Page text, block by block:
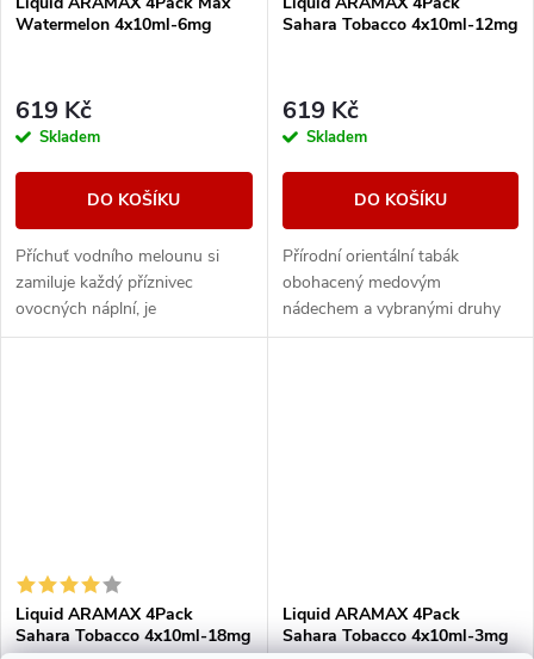
Watermelon 4x10ml-6mg
619 Kč
Skladem
DO KOŠÍKU
Příchuť vodního melounu si
zamiluje každý příznivec
ovocných náplní, je
charakteristický svou svěžestí.
Sahara Tobacco 4x10ml-12mg
619 Kč
Skladem
DO KOŠÍKU
Přírodní orientální tabák
obohacený medovým
nádechem a vybranými druhy
ovoce.
Liquid ARAMAX 4Pack
Sahara Tobacco 4x10ml-18mg
Liquid ARAMAX 4Pack
Sahara Tobacco 4x10ml-3mg